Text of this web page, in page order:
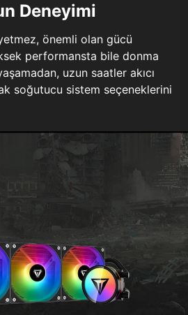
Deneyimi
önemli olan gücü
performansta bile donma
uzun saatler akıcı
soğutucu sistem seçeneklerini